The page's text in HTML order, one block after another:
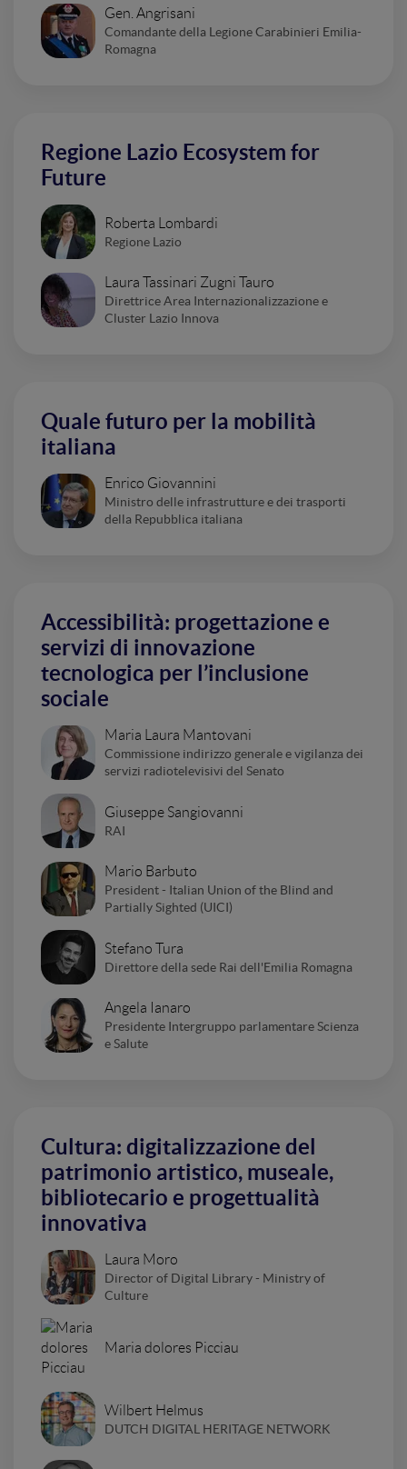
Gen. Angrisani
Comandante della Legione Carabinieri Emilia-
Romagna
Regione Lazio Ecosystem for
Future
Roberta Lombardi
Regione Lazio
Laura Tassinari Zugni Tauro
Direttrice Area Internazionalizzazione e
Cluster Lazio Innova
Quale futuro per la mobilità
italiana
Enrico Giovannini
Ministro delle infrastrutture e dei trasporti
della Repubblica italiana
Accessibilità: progettazione e
servizi di innovazione
tecnologica per l’inclusione
sociale
Maria Laura Mantovani
Commissione indirizzo generale e vigilanza dei
servizi radiotelevisivi del Senato
Giuseppe Sangiovanni
RAI
Mario Barbuto
President - Italian Union of the Blind and
Partially Sighted (UICI)
Stefano Tura
Direttore della sede Rai dell'Emilia Romagna
Angela Ianaro
Presidente Intergruppo parlamentare Scienza
e Salute
Cultura: digitalizzazione del
patrimonio artistico, museale,
bibliotecario e progettualità
innovativa
Laura Moro
Director of Digital Library - Ministry of
Culture
Maria dolores Picciau
Wilbert Helmus
DUTCH DIGITAL HERITAGE NETWORK